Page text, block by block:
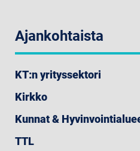
Ajankohtaista
KT:n yrityssektori
Kirkko
Kunnat &
TTL